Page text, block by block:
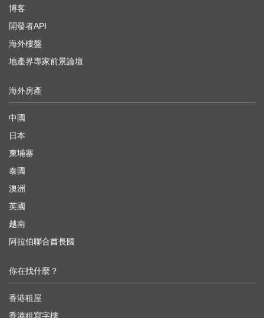
博客
開發者API
海外樓盤
地產界專家前景論壇
海外房產
中國
日本
柬埔寨
泰國
澳洲
英國
越南
阿拉伯聯合酋長國
你在找什麼？
香港租屋
香港租寫字樓